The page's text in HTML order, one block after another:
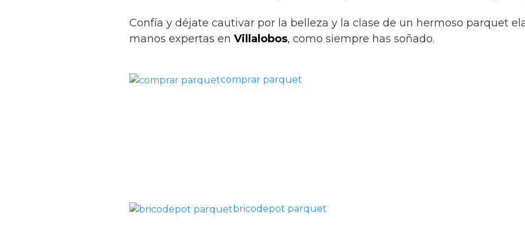
Confía y déjate cautivar por la belleza y la clase de un hermoso parquet
manos expertas en Villalobos, como siempre has soñado.
comprar parquet
bricodepot parquet